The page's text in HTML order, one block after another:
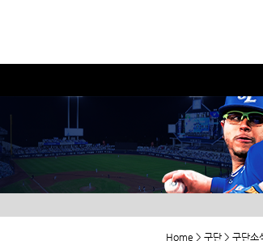
Home > 구단 > 구단소